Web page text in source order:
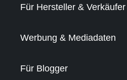
Für Hersteller & Verkäufer
Werbung & Mediadaten
Für Blogger